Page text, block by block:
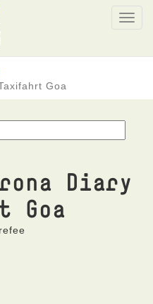
Goa
Diary
Goa